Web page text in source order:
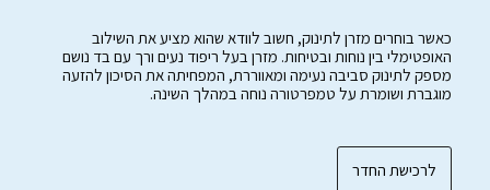
כאשר בוחרים מזרן לתינוק, חשוב לוודא שהוא מציע את השילוב
האופטימלי בין נוחות ובטיחות. מזרן בעל ריפוד נעים ורך עם בד נושם
מספק לתינוק סביבה נעימה ומאווררת, המפחיתה את הסיכון להזעה
מוגברת ושומרת על טמפרטורה נוחה במהלך השינה.
לרכישת החדר